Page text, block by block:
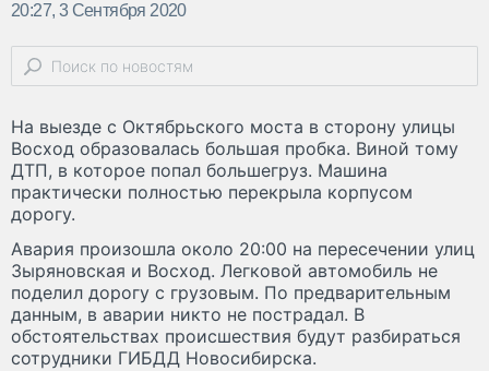
20:27, 3 Сентября 2020
На выезде с Октябрьского моста в сторону улицы
Восход образовалась большая пробка. Виной тому
ДТП, в которое попал большегруз. Машина
практически полностью перекрыла корпусом
дорогу.
Авария произошла около 20:00 на пересечении улиц
Зыряновская и Восход. Легковой автомобиль не
поделил дорогу с грузовым. По предварительным
данным, в аварии никто не пострадал. В
обстоятельствах происшествия будут разбираться
сотрудники ГИБДД Новосибирска.